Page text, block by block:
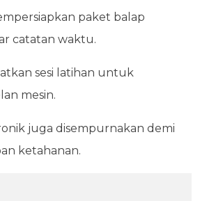
paket balap
catatan waktu.
sesi latihan untuk
mesin.
juga disempurnakan demi
ketahanan.